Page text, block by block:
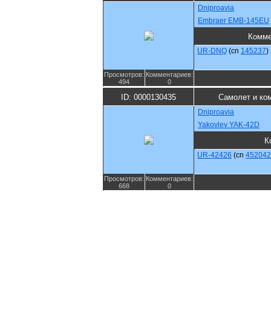
Dniproavia
Embraer EMB-145EU
UR-DNQ (cn 145237)
Просмотров:
494
Комментариев:
0
ID: 0000130435 Самолет и
Dniproavia
Yakovlev YAK-42D
UR-42426 (cn
Просмотров:
668
Комментариев:
0